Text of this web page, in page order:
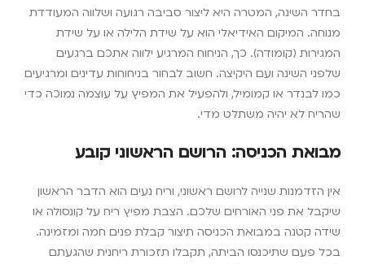
בחדר השינה, המטרה היא ליצור סביבה רגועה ושלווה המעודדת
מנוחה. המיקום האידיאלי הוא על שידת הלילה או על שידת
המגירות (קומודה). כך, הניחוח המרגיע ילווה אתכם ברגעים
שלפני השינה ועם היקיצה. חשוב לבחור בניחוחות עדינים ומרגיעים
כמו לבנדר או קמומיל, ולהפעיל את המפיץ על עוצמה נמוכה כדי
שהריח לא יהיה משתלט מדי.
מבואת הכניסה: הרושם הראשוני קובע
אין הזדמנות שנייה לרושם ראשוני, וריח נעים הוא הדבר הראשון
שיקבל את פני האורחים שלכם. הצבת מפיץ ריח על קונסולה או
שידה קטנה במבואת הכניסה תיצור קבלת פנים חמה ומזמינה.
בכל פעם שתיכנסו הביתה, תקבלו תזכורת ריחנית שהגעתם